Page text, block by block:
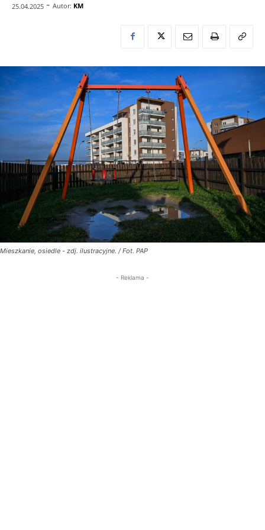
25.04.2025 - Autor: KM
Mieszkanie, osiedle - zdj. ilustracyjne. / Fot. PAP
- Reklama -